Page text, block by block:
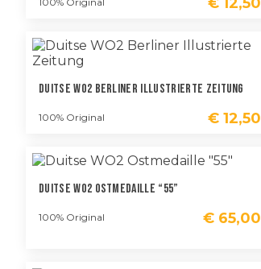
Duitse WO2 Berliner Illustrierte Zeitung
100% Original € 12,50
Duitse WO2 Ostmedaille “55”
100% Original € 65,00